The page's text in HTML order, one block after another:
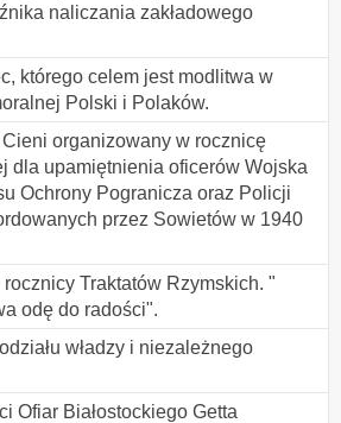
naliczania zakładowego
którego celem jest modlitwa w
Polski i Polaków.
organizowany w rocznicę
dla upamiętnienia oficerów Wojska
Ochrony Pogranicza oraz Policji
przez Sowietów w 1940
Traktatów Rzymskich. "
odę do radości".
władzy i niezależnego
Ofiar Białostockiego Getta